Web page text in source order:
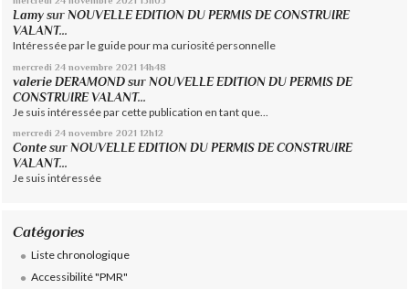
Lamy surNOUVELLE EDITION DU PERMIS DE CONSTRUIRE
VALANT...
Intéressée par le guide pour ma curiosité personnelle
mercredi 24 novembre 2021 14h48
valerie DERAMOND sur NOUVELLE EDITION DU PERMIS DE
CONSTRUIRE VALANT...
Je suis intéressée par cette publication en tant que...
mercredi 24 novembre 2021 12h12
Conte surNOUVELLE EDITION DU PERMIS DE CONSTRUIRE
VALANT...
Je suis intéressée
Catégories
Liste chronologique
Accessibilité "PMR"